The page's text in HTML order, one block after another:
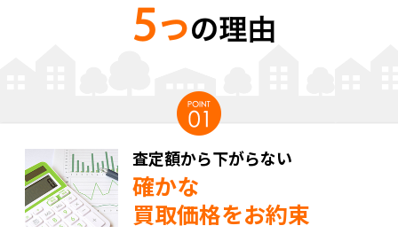
査定額から下がらない
確かな
買取価格をお約束